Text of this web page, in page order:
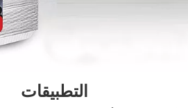
التطبيقات